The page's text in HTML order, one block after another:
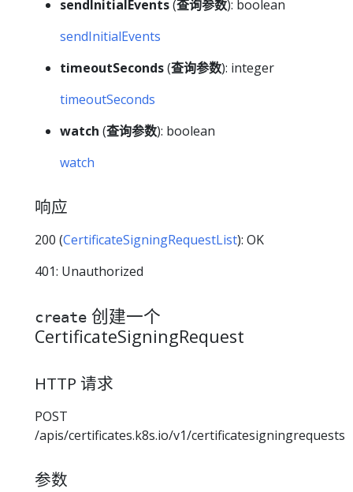
sendInitialEvents(查询参数): boolean
sendInitialEvents
timeoutSeconds(查询参数): integer
timeoutSeconds
watch (查询参数): boolean
watch
响应
200 (CertificateSigningRequestList): OK
401: Unauthorized
create 创建一个
CertificateSigningRequest
HTTP 请求
POST
/apis/certificates.k8s.io/v1/certificatesigningrequests
参数